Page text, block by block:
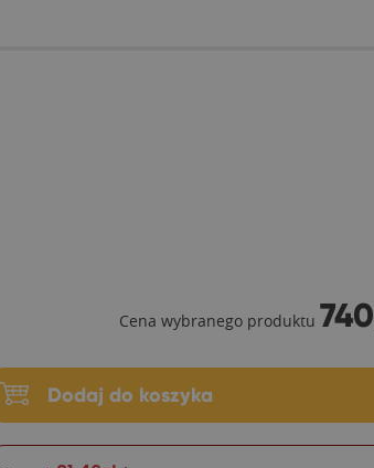
Cena wybranego produktu
Dodaj do koszyka